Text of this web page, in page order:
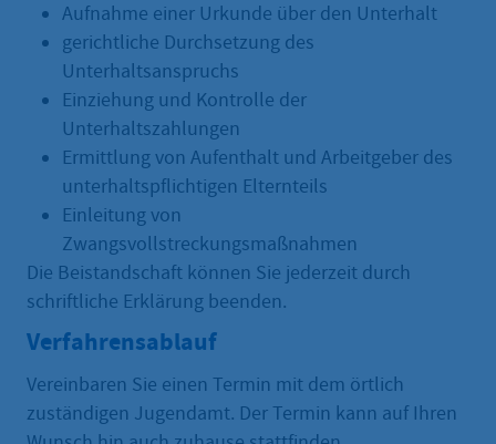
Aufnahme einer Urkunde über den Unterhalt
gerichtliche Durchsetzung des
Unterhaltsanspruchs
Einziehung und Kontrolle der
Unterhaltszahlungen
Ermittlung von Aufenthalt und Arbeitgeber des
unterhaltspflichtigen Elternteils
Einleitung von
Zwangsvollstreckungsmaßnahmen
Die Beistandschaft können Sie jederzeit durch
schriftliche Erklärung beenden.
Verfahrensablauf
Vereinbaren Sie einen Termin mit dem örtlich
zuständigen Jugendamt. Der Termin kann auf Ihren